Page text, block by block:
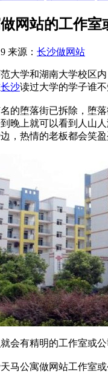
网站的工作室
来源： 长沙做网站
大学和湖南大学校区
长沙读过大学的学子谁不
的堕落街已拆除，堕
晚上就可以看到人山
，热情的老板都会笑
会有精明的工作室或
马公寓做网站工作室